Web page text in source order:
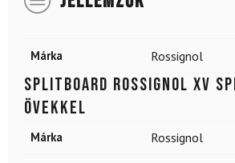
Márka Rossignol
Splitboard ROSSIGNOL XV
övekkel
Márka Rossignol